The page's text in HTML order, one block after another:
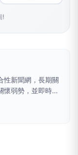
!
性新聞網，長期關
懷弱勢，並即時追
與民眾生活密切相